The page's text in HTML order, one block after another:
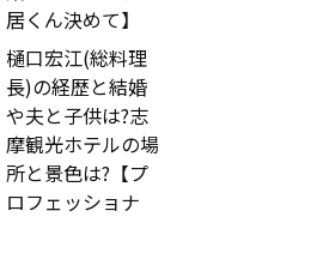
居くん決めて】
樋口宏江(総料理
長)の経歴と結婚
や夫と子供は?志
摩観光ホテルの場
所と景色は?【プ
ロフェッショナ